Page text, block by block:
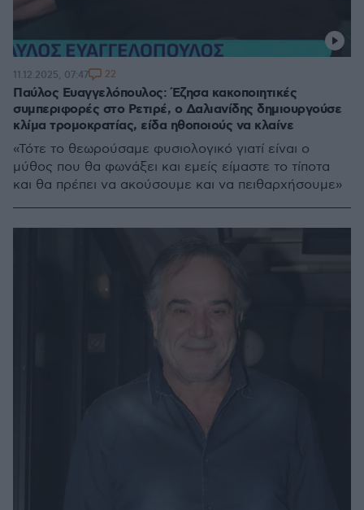
Παύλος Ευαγγελόπουλος: Έζησα κακοποιητικές
συμπεριφορές στο Ρετιρέ, ο Δαλιανίδης δημιουργούσε
κλίμα τρομοκρατίας, είδα ηθοποιούς να κλαίνε
«Τότε το θεωρούσαμε φυσιολογικό γιατί είναι ο
μύθος που θα φωνάξει και εμείς είμαστε το τίποτα
και θα πρέπει να ακούσουμε και να πειθαρχήσουμε»
11.12.2025, 07:47 22